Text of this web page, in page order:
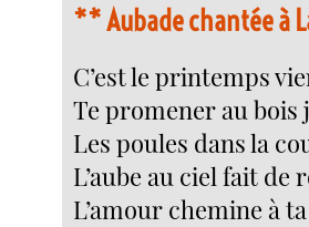
**Aubade chantée à
C’est le printemps
Te promener au bois
Les poules dans la
L’aube au ciel fait de
L’amour chemine à